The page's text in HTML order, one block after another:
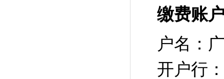
缴费账
户名：
开户行